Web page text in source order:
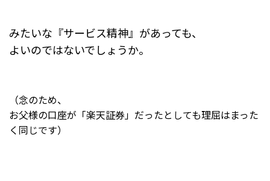
みたいな『サービス精神』があっても、
よいのではないでしょうか。
（念のため、
お父様の口座が「楽天証券」だったとしても理屈はまった
く同じです）